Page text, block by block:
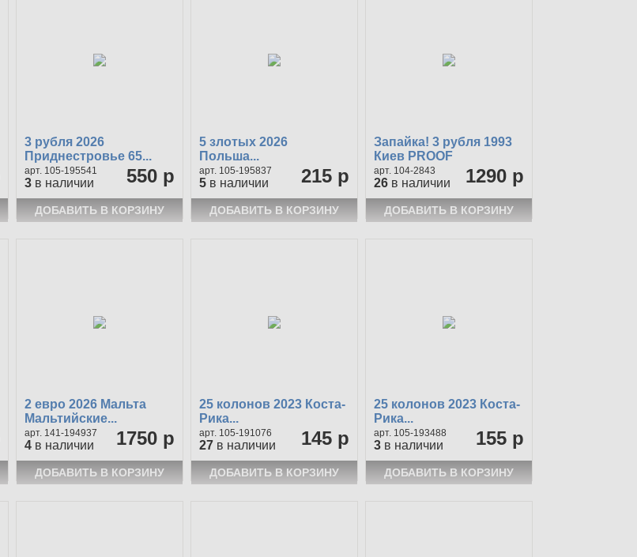
3 рубля 2026
Приднестровье 65...
550 р
105-195541
3 в наличии
5 злотых 2026
Польша...
215 р
105-195837
5 в наличии
Запайка! 3 рубля 1993
Киев PROOF
1290 р
104-2843
26 в наличии
2 евро 2026 Мальта
Мальтийские...
1750 р
141-194937
4 в наличии
25 колонов 2023 Коста-
Рика...
145 р
105-191076
27 в наличии
25 колонов 2023 Коста-
Рика...
155 р
105-193488
3 в наличии